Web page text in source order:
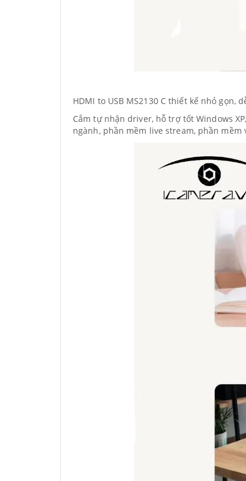
HDMI to USB MS2130 C thiết kế nhỏ gọn,
Cắm tự nhận driver, hỗ trợ tốt Windows
ngành, phần mềm live stream, phần mềm